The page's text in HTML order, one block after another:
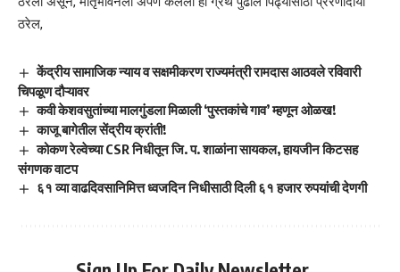
ठरेल,
केंद्रीय सामाजिक न्याय व सक्षमीकरण राज्यमंत्री रामदास आठवले रविवारी
चिपळूण दौऱ्यावर
कवी केशवसुतांच्या मालगुंडला मिळाली ‘पुस्तकांचे गाव’ म्हणून ओळख!
काजू बागेतील सेंद्रीय क्रांती!
कोकण रेल्वेच्या CSR निधीतून जि. प. शाळांना सायकल, हायजीन किटसह
संगणक वाटप
६१ व्या वाढदिवसानिमित्त ध्वजदिन निधीसाठी दिली ६१ हजार रुपयांची देणगी